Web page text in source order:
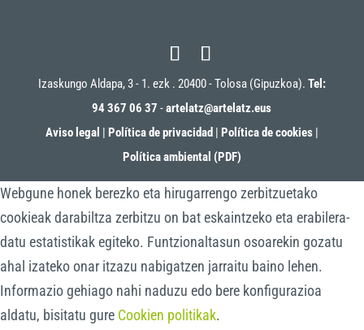
Izaskungo Aldapa, 3 - 1. ezk . 20400 - Tolosa (Gipuzkoa). Tel:
94 367 06 37 -artelatz@artelatz.eus
Aviso legal | Política de privacidad | Política de cookies|
Política ambiental (PDF)
Webgune honek berezko eta hirugarrengo zerbitzuetako
cookieak darabiltza zerbitzu on bat eskaintzeko eta erabilera-
datu estatistikak egiteko. Funtzionaltasun osoarekin gozatu
ahal izateko onar itzazu nabigatzen jarraitu baino lehen.
Informazio gehiago nahi naduzu edo bere konfigurazioa
aldatu, bisitatu gure Cookien politikak.